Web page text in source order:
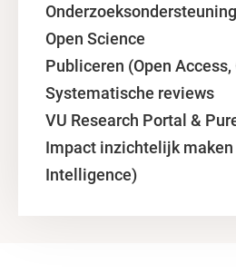
Onderzoeksondersteuning
Open Science
Publiceren (Open Access,
Systematische reviews
VU Research Portal &
Impact inzichtelijk maken
Intelligence)